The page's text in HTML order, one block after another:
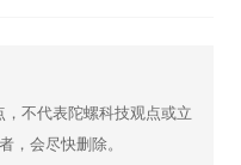
不代表陀螺科技观点或立
，会尽快删除。